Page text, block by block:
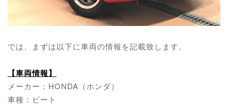
では、まずは以下に車両の情報を記載致します。
【車両情報】
メーカー：HONDA（ホンダ）
車種：ビート